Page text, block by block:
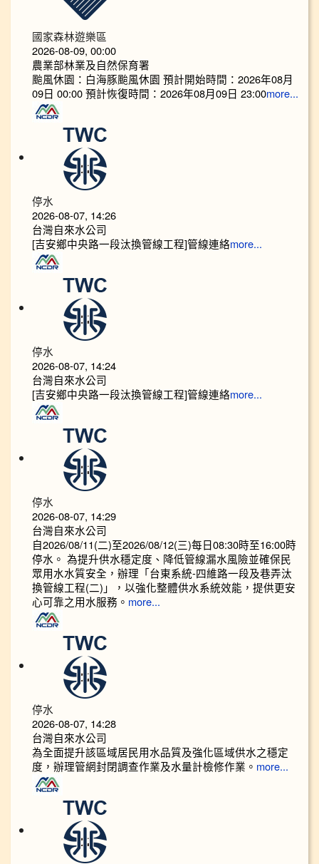
國家森林遊樂區
2026-08-09, 00:00
農業部林業及自然保育署
颱風休園：白海豚颱風休園 預計開始時間：2026年08月
09日 00:00 預計恢復時間：2026年08月09日 23:00more...
停水
2026-08-07, 14:26
台灣自來水公司
[吉安鄉中央路一段汰換管線工程]管線連絡more...
停水
2026-08-07, 14:24
台灣自來水公司
[吉安鄉中央路一段汰換管線工程]管線連絡more...
停水
2026-08-07, 14:29
台灣自來水公司
自2026/08/11(二)至2026/08/12(三)每日08:30時至16:00時
停水。 為提升供水穩定度、降低管線漏水風險並確保民
眾用水水質安全，辦理「台東系統-四維路一段及巷弄汰
換管線工程(二)」，以強化整體供水系統效能，提供更安
心可靠之用水服務。 more...
停水
2026-08-07, 14:28
台灣自來水公司
為全面提升該區域居民用水品質及強化區域供水之穩定
度，辦理管網封閉調查作業及水量計檢修作業。 more...